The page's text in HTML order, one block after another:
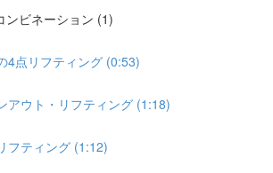
ンビネーション (1)
4点リフティング (0:53)
アウト・リフティング (1:18)
フティング (1:12)